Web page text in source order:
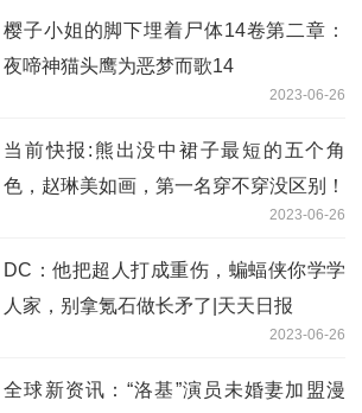
樱子小姐的脚下埋着尸体14卷第二章：
夜啼神猫头鹰为恶梦而歌14
2023-06-26
当前快报:熊出没中裙子最短的五个角
色，赵琳美如画，第一名穿不穿没区别！
2023-06-26
DC：他把超人打成重伤，蝙蝠侠你学学
人家，别拿氪石做长矛了|天天日报
2023-06-26
全球新资讯：“洛基”演员未婚妻加盟漫